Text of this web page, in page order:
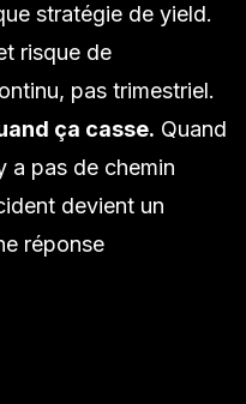
stratégie de yield.
risque de
pas trimestriel.
ça casse. Quand
a pas de chemin
devient un
réponse